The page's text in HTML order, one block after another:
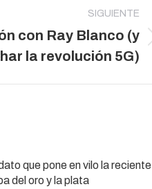
SIGUIENTE
con Ray Blanco (y
la revolución 5G)
que pone en vilo la reciente
del oro y la plata